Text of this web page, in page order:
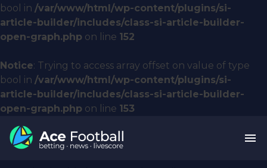
bool in /var/www/html/wp-content/plugins/si-
article-builder/includes/class-si-article-builder-
open-graph.php on line 152
Notice: Trying to access array offset on value of type
bool in /var/www/html/wp-content/plugins/si-
article-builder/includes/class-si-article-builder-
open-graph.php on line 153